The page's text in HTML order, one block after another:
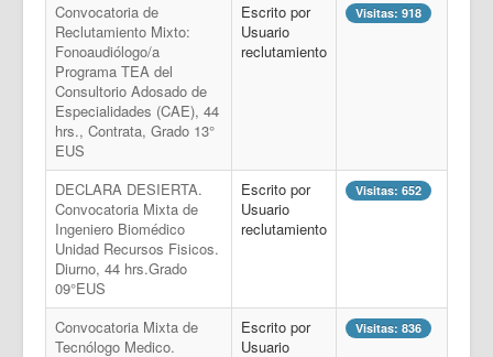
Convocatoria de
Reclutamiento Mixto:
Fonoaudiólogo/a
Programa TEA del
Consultorio Adosado de
Especialidades (CAE), 44
hrs., Contrata, Grado 13°
EUS
Escrito por
Usuario
reclutamiento
Visitas: 918
DECLARA DESIERTA.
Convocatoria Mixta de
Ingeniero Biomédico
Unidad Recursos Fisicos.
Diurno, 44 hrs.Grado
09°EUS
Escrito por
Usuario
reclutamiento
Visitas: 652
Convocatoria Mixta de
Tecnólogo Medico.
Escrito por
Usuario
Visitas: 836